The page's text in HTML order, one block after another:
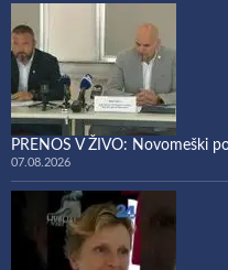
PRENOS V ŽIVO: Novomeški
07.08.2026